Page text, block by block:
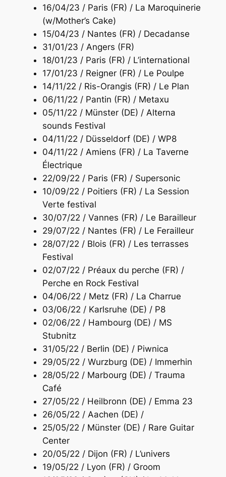
16/04/23 / Paris (FR) / La Maroquinerie
(w/Mother’s Cake)
15/04/23 / Nantes (FR) / Decadanse
31/01/23 / Angers (FR)
18/01/23 / Paris (FR) / L’international
17/01/23 / Reigner (FR) / Le Poulpe
14/11/22 / Ris-Orangis (FR) / Le Plan
06/11/22 / Pantin (FR) / Metaxu
05/11/22 / Münster (DE) / Alterna
sounds Festival
04/11/22 / Düsseldorf (DE) / WP8
04/11/22 / Amiens (FR) / La Taverne
Électrique
22/09/22 / Paris (FR) / Supersonic
10/09/22 / Poitiers (FR) / La Session
Verte festival
30/07/22 / Vannes (FR) / Le Barailleur
29/07/22 / Nantes (FR) / Le Ferailleur
28/07/22 / Blois (FR) / Les terrasses
Festival
02/07/22 / Préaux du perche (FR) /
Perche en Rock Festival
04/06/22 / Metz (FR) / La Charrue
03/06/22 / Karlsruhe (DE) / P8
02/06/22 / Hambourg (DE) / MS
Stubnitz
31/05/22 / Berlin (DE) / Piwnica
29/05/22 / Wurzburg (DE) / Immerhin
28/05/22 / Marbourg (DE) / Trauma
Café
27/05/22 / Heilbronn (DE) / Emma 23
26/05/22 / Aachen (DE) /
25/05/22 / Münster (DE) / Rare Guitar
Center
20/05/22 / Dijon (FR) / L’univers
19/05/22 / Lyon (FR) / Groom